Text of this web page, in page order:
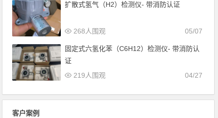
扩散式氢气（H2）检测仪- 带消防认证
05/07
268人围观
固定式六氢化苯（C6H12）检测仪- 带消防认
证
04/27
219人围观
客户案例